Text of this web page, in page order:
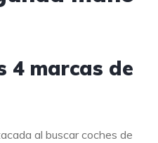
4 marcas de
al buscar coches de